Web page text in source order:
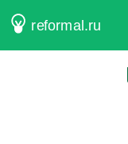
reformal.ru